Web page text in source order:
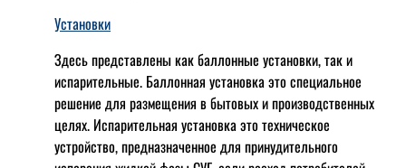
Установки
Здесь представлены как баллонные установки, так и
испарительные. Баллонная установка это специальное
решение для размещения в бытовых и производственных
целях. Испарительная установка это техническое
устройство, предназначенное для принудительного